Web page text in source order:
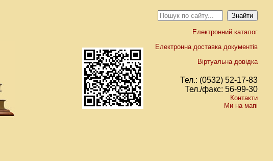
Електронний каталог
Електронна доставка документів
Віртуальна довідка
Тел.: (0532) 52-17-83
Тел./факс: 56-99-30
Контакти
Ми на мапі